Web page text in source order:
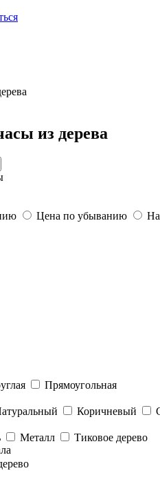
из дерева
Цена по убыванию
Прямоугольная
Коричневый
Металл
Тиковое дерево